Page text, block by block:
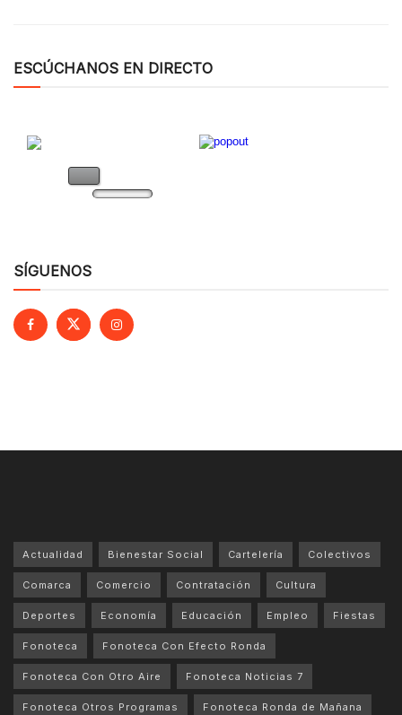
ESCÚCHANOS EN DIRECTO
SÍGUENOS
Actualidad Bienestar Social Cartelería Colectivos
Comarca Comercio Contratación Cultura
Deportes Economía Educación Empleo Fiestas
Fonoteca Fonoteca Con Efecto Ronda
Fonoteca Con Otro Aire Fonoteca Noticias 7
Fonoteca Otros Programas Fonoteca Ronda de Mañana